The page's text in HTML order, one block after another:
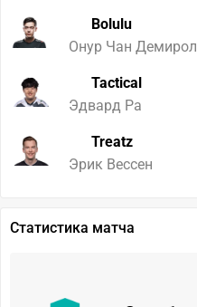
Bolulu
Онур Чан Демирол
Tactical
Эдвард Ра
Treatz
Эрик Вессен
Статистика матча